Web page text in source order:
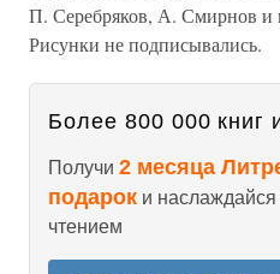
П. Серебряков, А. Смирнов и
Рисунки не подписывались.
Более 800 000 книг
Получи 2 месяца
подарок и
чтением